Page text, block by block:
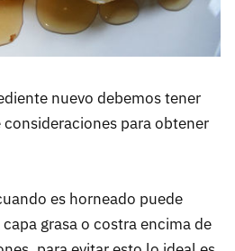
nuevo debemos tener
para obtener
es horneado puede
grasa o costra encima de